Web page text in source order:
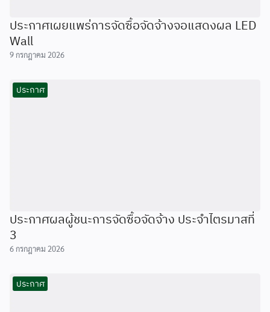
ประกาศเผยแพร่การจัดซื้อจัดจ้างจอแสดงผล LED
Wall
9 กรกฎาคม 2026
ประกาศ
ประกาศผลผู้ชนะการจัดซื้อจัดจ้าง ประจำไตรมาสที่
3
6 กรกฎาคม 2026
ประกาศ